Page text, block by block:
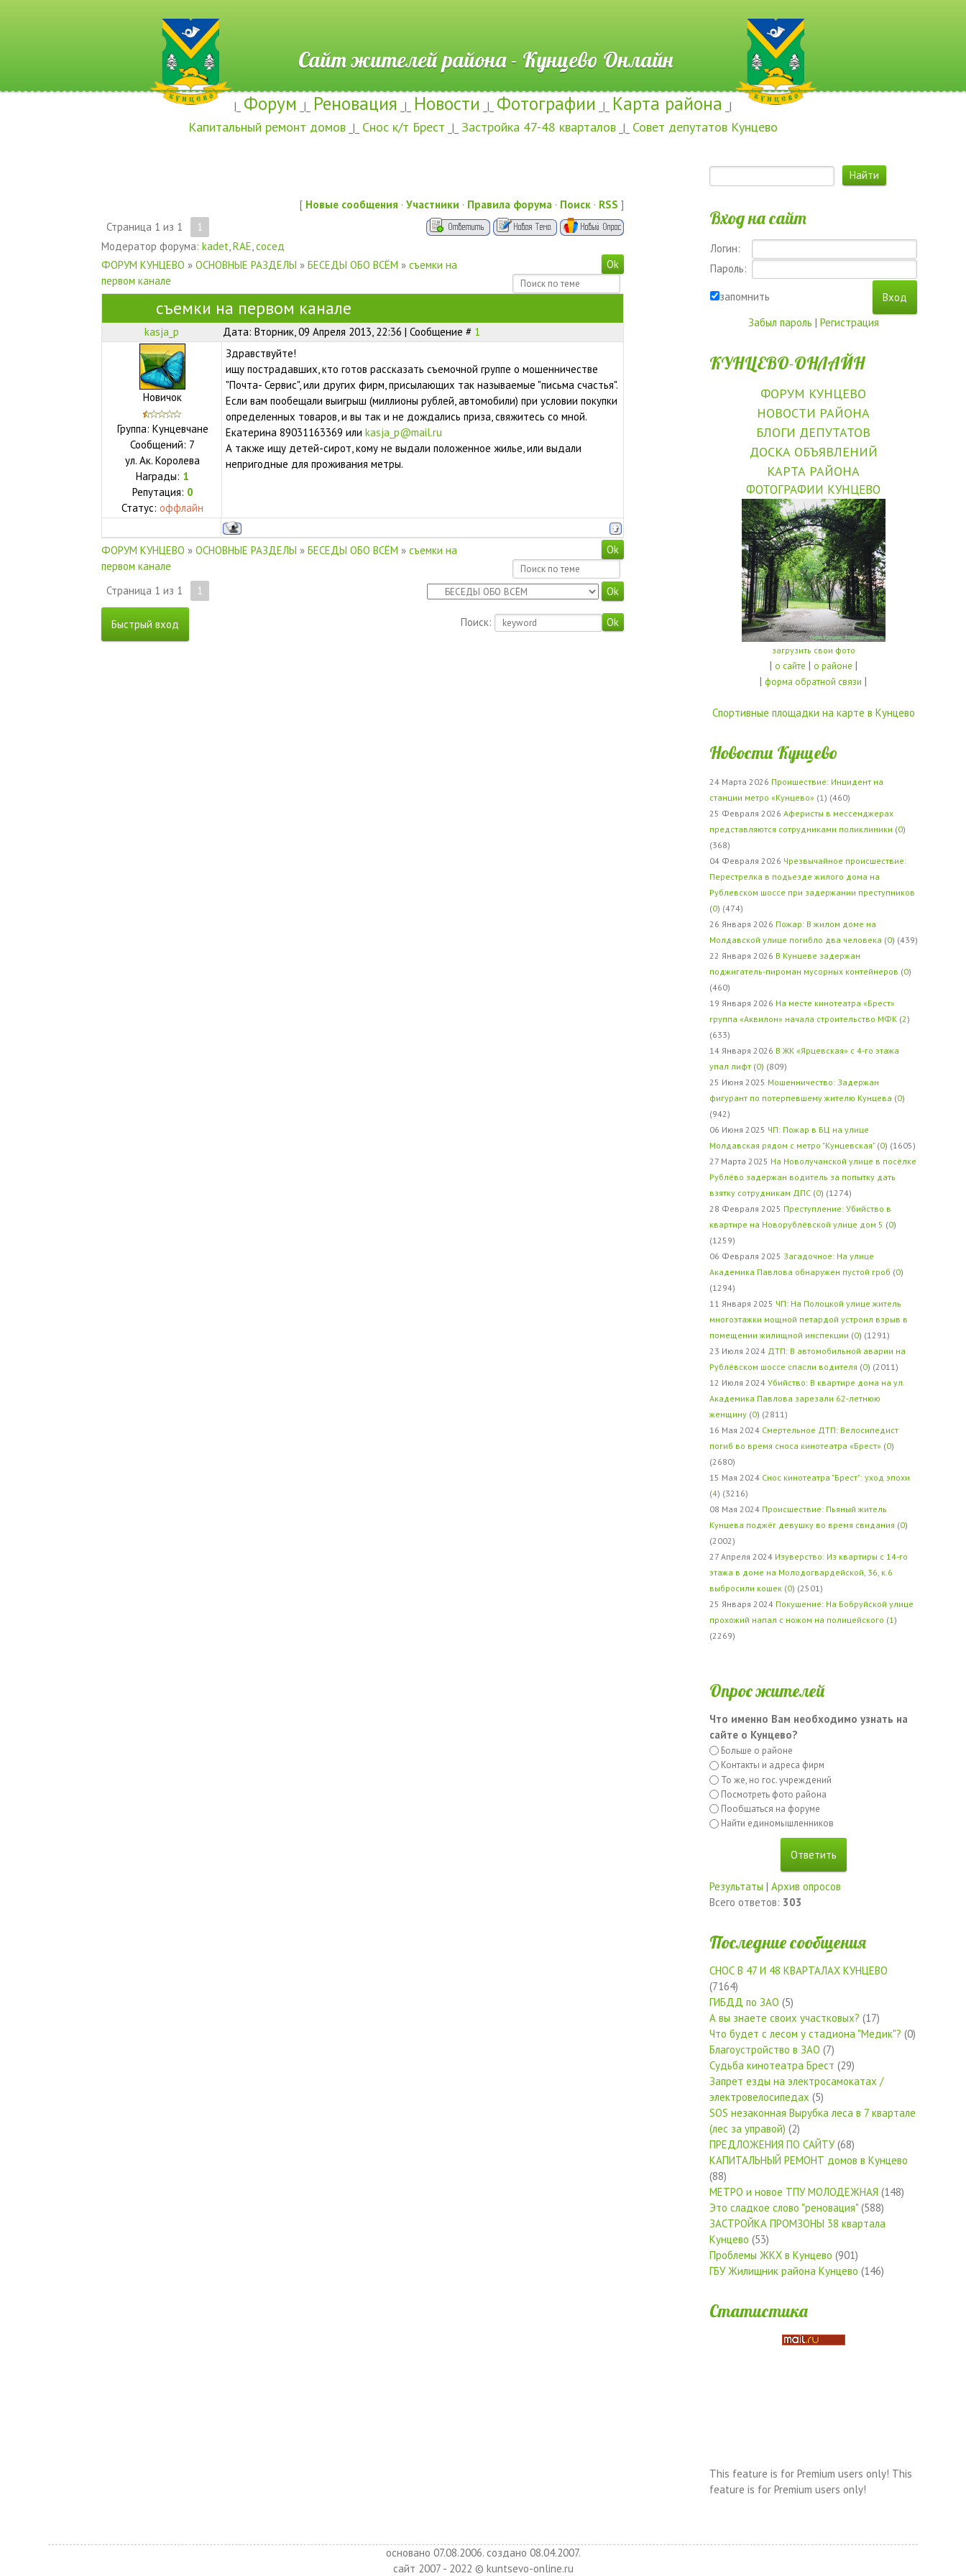
Сайт жителей района - Кунцево Онлайн
|_ Форум _|_ Реновация _|_ Новости _|_ Фотографии _|_ Карта района _|
Капитальный ремонт домов _|_ Снос к/т Брест _|_ Застройка 47-48 кварталов _|_ Совет депутатов Кунцево
[ Новые сообщения · Участники · Правила форума · Поиск · RSS ]
Страница 1 из 1
1
Модератор форума: kadet RAE сосед
ФОРУМ КУНЦЕВО » ОСНОВНЫЕ РАЗДЕЛЫ » БЕСЕДЫ ОБО ВСЁМ » съемки на
первом канале
съемки на первом канале
kasja_p Дата: Вторник, 09 Апреля 2013, 22:36 | Сообщение # 1
Новичок
Группа: Кунцевчане
Сообщений: 7
ул.Ак. Королева
Награды: 1
Репутация: 0
Статус:оффлайн
Здравствуйте!
ищу пострадавших, кто готов рассказать съемочной группе о мошенничестве
"Почта- Сервис", или других фирм, присылающих так называемые "письма счастья".
Если вам пообещали выигрыш (миллионы рублей, автомобили) при условии покупки
определенных товаров, и вы так и не дождались приза, свяжитесь со мной.
Екатерина 89031163369 или kasja_p@mail.ru
А также ищу детей-сирот, кому не выдали положенное жилье, или выдали
непригодные для проживания метры.
ФОРУМ КУНЦЕВО » ОСНОВНЫЕ РАЗДЕЛЫ » БЕСЕДЫ ОБО ВСЁМ » съемки на
первом канале
Страница 1 из 1 1
Поиск:
Вход на сайт
Логин:
Пароль:
запомнить
Забыл пароль | Регистрация
КУНЦЕВО-ОНЛАЙН
ФОРУМ КУНЦЕВО
НОВОСТИ РАЙОНА
БЛОГИ ДЕПУТАТОВ
ДОСКА ОБЪЯВЛЕНИЙ
КАРТА РАЙОНА
ФОТОГРАФИИ КУНЦЕВО
загрузить свои фото
| о сайте | о районе |
|форма обратной связи |
Спортивные площадки на карте в Кунцево
Новости Кунцево
24 Марта 2026 Проишествие: Инцидент на
станции метро «Кунцево» (1) (460)
25 Февраля 2026 Аферисты в мессенджерах
представляются сотрудниками поликлиники (0)
(368)
04 Февраля 2026 Чрезвычайное происшествие:
Перестрелка в подъезде жилого дома на
Рублевском шоссе при задержании преступников
(0) (474)
26 Января 2026 Пожар: В жилом доме на
Молдавской улице погибло два человека (0) (439)
22 Января 2026 В Кунцеве задержан
поджигатель-пироман мусорных контейнеров (0)
(460)
19 Января 2026 На месте кинотеатра «Брест»
группа «Аквилон» начала строительство МФК (2)
(633)
14 Января 2026 В ЖК «Ярцевская» с 4-го этажа
упал лифт (0) (809)
25 Июня 2025 Мошенничество: Задержан
фигурант по потерпевшему жителю Кунцева (0)
(942)
06 Июня 2025 ЧП: Пожар в БЦ на улице
Молдавская рядом с метро "Кунцевская" (0) (1605)
27 Марта 2025 На Новолучанской улице в посёлке
Рублёво задержан водитель за попытку дать
взятку сотрудникам ДПС (0) (1274)
28 Февраля 2025 Преступление: Убийство в
квартире на Новорублёвской улице дом 5 (0)
(1259)
06 Февраля 2025 Загадочное: На улице
Академика Павлова обнаружен пустой гроб (0)
(1294)
11 Января 2025 ЧП: На Полоцкой улице житель
многоэтажки мощной петардой устроил взрыв в
помещении жилищной инспекции (0) (1291)
23 Июля 2024 ДТП: В автомобильной аварии на
Рублёвском шоссе спасли водителя (0) (2011)
12 Июля 2024 Убийство: В квартире дома на ул.
Академика Павлова зарезали 62-летнюю
женщину (0) (2811)
16 Мая 2024 Смертельное ДТП: Велосипедист
погиб во время сноса кинотеатра «Брест» (0)
(2680)
15 Мая 2024 Снос кинотеатра "Брест": уход эпохи
(4) (3216)
08 Мая 2024 Происшествие: Пьяный житель
Кунцева поджёг девушку во время свидания (0)
(2002)
27 Апреля 2024 Изуверство: Из квартиры с 14-го
этажа в доме на Молодогвардейской, 36, к.6
выбросили кошек (0) (2501)
25 Января 2024 Покушение: На Бобруйской улице
прохожий напал с ножом на полицейского (1)
(2269)
Опрос жителей
Что именно Вам необходимо узнать на
сайте о Кунцево?
Больше о районе
Контакты и адреса фирм
То же, но гос. учреждений
Посмотреть фото района
Пообщаться на форуме
Найти единомышленников
Результаты | Архив опросов
Всего ответов: 303
Последние сообщения
СНОС В 47 И 48 КВАРТАЛАХ КУНЦЕВО
(7164)
ГИБДД по ЗАО (5)
А вы знаете своих участковых? (17)
Что будет с лесом у стадиона "Медик"? (0)
Благоустройство в ЗАО (7)
Судьба кинотеатра Брест (29)
Запрет езды на электросамокатах /
электровелосипедах (5)
SOS незаконная Вырубка леса в 7 квартале
(лес за управой) (2)
ПРЕДЛОЖЕНИЯ ПО САЙТУ(68)
КАПИТАЛЬНЫЙ РЕМОНТ домов в Кунцево
(88)
МЕТРО и новое ТПУ МОЛОДЕЖНАЯ (148)
Это сладкое слово "реновация"(588)
ЗАСТРОЙКА ПРОМЗОНЫ 38 квартала
Кунцево (53)
Проблемы ЖКХ в Кунцево (901)
ГБУ Жилищник района Кунцево (146)
Статистика
This feature is for Premium users only! This
feature is for Premium users only!
основано 07.08.2006. создано 08.04.2007.
сайт 2007 - 2022 © kuntsevo-online.ru